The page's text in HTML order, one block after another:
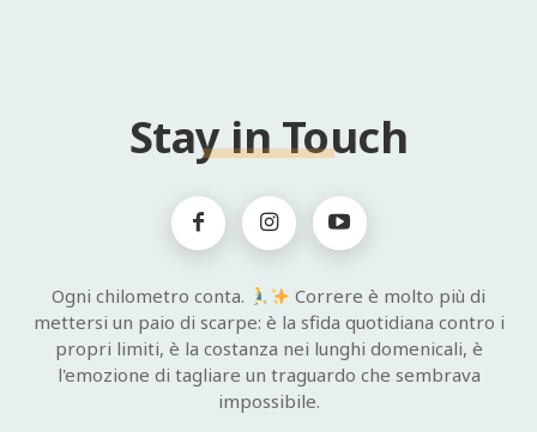
Stay in Touch
Ogni chilometro conta.
Correre è molto più di
mettersi un paio di scarpe: è la sfida quotidiana contro i
propri limiti, è la costanza nei lunghi domenicali, è
l'emozione di tagliare un traguardo che sembrava
impossibile.